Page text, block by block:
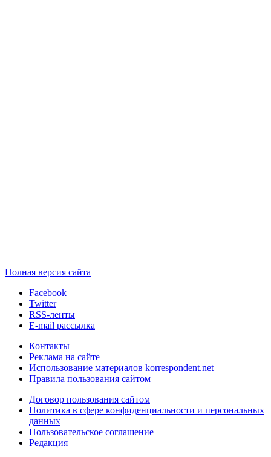
Полная версия сайта
Facebook
Twitter
RSS-ленты
E-mail рассылка
Контакты
Реклама на сайте
Использование материалов korrespondent.net
Правила пользования сайтом
Договор пользования сайтом
Политика в сфере конфиденциальности и персональных
данных
Пользовательское соглашение
Редакция